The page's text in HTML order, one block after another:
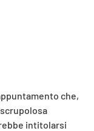
che,
intitolarsi